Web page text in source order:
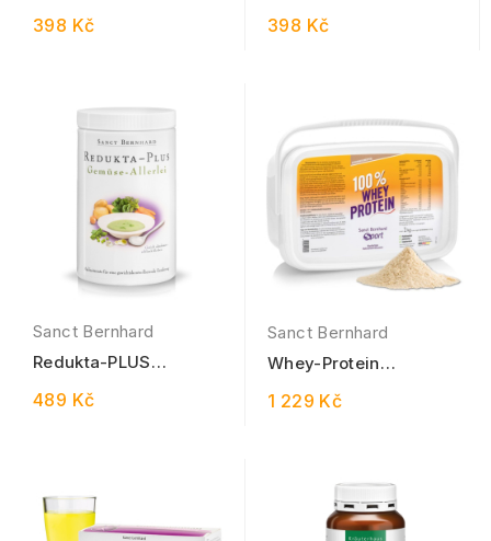
398 Kč 398 Kč
Sanct Bernhard
Redukta-PLUS
540 g
489 Kč
Sanct Bernhard
Whey-Protein
100% 1000 g
1 229 Kč